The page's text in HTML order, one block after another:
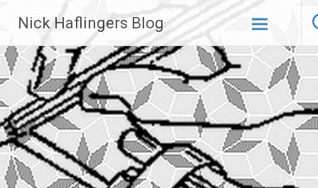
Inhalt
springen
Nick Haflingers Blog